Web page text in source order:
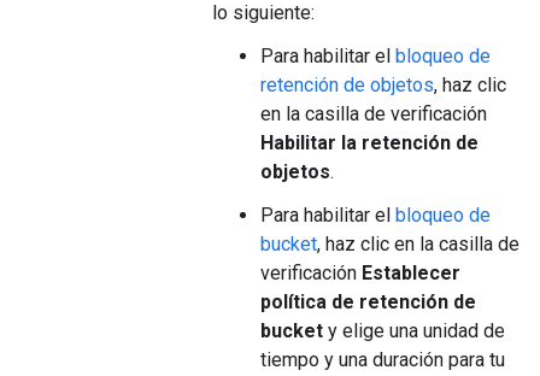
lo siguiente:
Para habilitar el bloqueo de
retención de objetos, haz clic
en la casilla de verificación
Habilitar la retención de
objetos.
Para habilitar el bloqueo de
bucket, haz clic en la casilla de
verificación Establecer
política de retención de
bucket y elige una unidad de
tiempo y una duración para tu